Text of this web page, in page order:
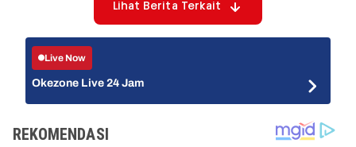
Lihat Berita Terkait
Live Now
Okezone Live 24 Jam